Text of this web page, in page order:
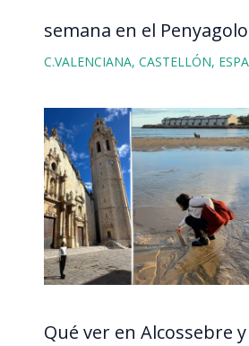
semana en el
C.VALENCIANA, CASTELLÓN,
Qué ver en Alcossebre